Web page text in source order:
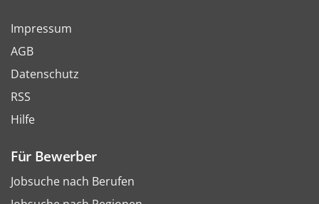
Impressum
AGB
Datenschutz
RSS
Hilfe
Für Bewerber
Jobsuche nach Berufen